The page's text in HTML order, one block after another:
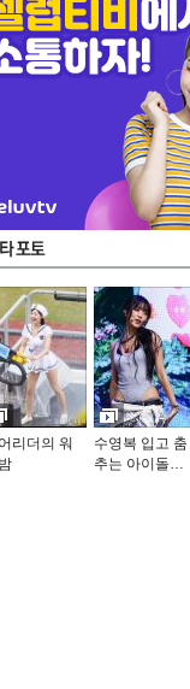
리더의 워
수영복 입고 춤
추는 아이돌…